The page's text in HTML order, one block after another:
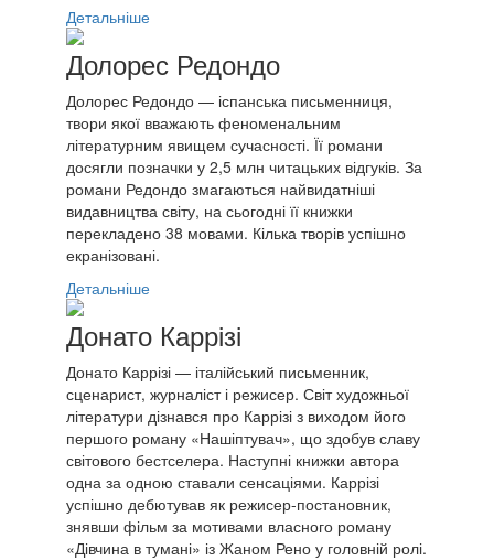
Детальніше
Долорес Редондо
Долорес Редондо — іспанська письменниця,
твори якої вважають феноменальним
літературним явищем сучасності. Її романи
досягли позначки у 2,5 млн читацьких відгуків. За
романи Редондо змагаються найвидатніші
видавництва світу, на сьогодні її книжки
перекладено 38 мовами. Кілька творів успішно
екранізовані.
Детальніше
Донато Каррізі
Донато Каррізі — італійський письменник,
сценарист, журналіст і режисер. Світ художньої
літератури дізнався про Каррізі з виходом його
першого роману «Нашіптувач», що здобув славу
світового бестселера. Наступні книжки автора
одна за одною ставали сенсаціями. Каррізі
успішно дебютував як режисер-постановник,
знявши фільм за мотивами власного роману
«Дівчина в тумані» із Жаном Рено у головній ролі.